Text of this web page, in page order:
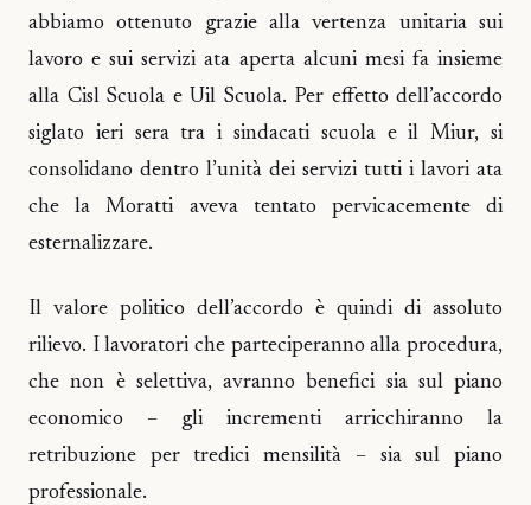
abbiamo ottenuto grazie alla vertenza unitaria sui
lavoro e sui servizi ata aperta alcuni mesi fa insieme
alla Cisl Scuola e Uil Scuola. Per effetto dell’accordo
siglato ieri sera tra i sindacati scuola e il Miur, si
consolidano dentro l’unità dei servizi tutti i lavori ata
che la Moratti aveva tentato pervicacemente di
esternalizzare.
Il valore politico dell’accordo è quindi di assoluto
rilievo. I lavoratori che parteciperanno alla procedura,
che non è selettiva, avranno benefici sia sul piano
economico – gli incrementi arricchiranno la
retribuzione per tredici mensilità – sia sul piano
professionale.